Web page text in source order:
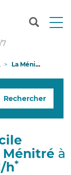
T
n
g
7
La Ménitré
Rechercher
Ménitré à
h*